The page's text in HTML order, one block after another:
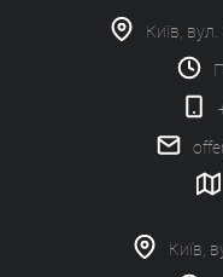
Київ,
Київ,